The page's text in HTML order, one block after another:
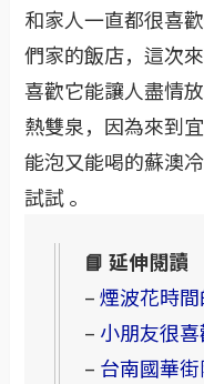
和家人一直都很喜
們家的飯店，這次
喜歡它能讓人盡情
熱雙泉，因為來到
能泡又能喝的蘇澳
試試 。
📘 延伸閱讀
–煙波花時
– 小朋友很
– 台南國華